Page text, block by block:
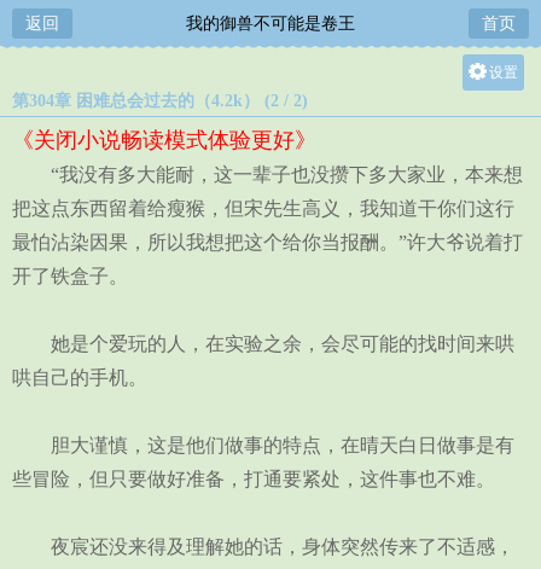
返回 我的御兽不可能是卷王 首页
设置
中
小
第304章 困难总会过去的（4.2k） (2 / 2)
《关闭小说畅读模式体验更好》
“我没有多大能耐，这一辈子也没攒下多大家业，本来想
把这点东西留着给瘦猴，但宋先生高义，我知道干你们这行
最怕沾染因果，所以我想把这个给你当报酬。”许大爷说着打
开了铁盒子。
她是个爱玩的人，在实验之余，会尽可能的找时间来哄
哄自己的手机。
胆大谨慎，这是他们做事的特点，在晴天白日做事是有
些冒险，但只要做好准备，打通要紧处，这件事也不难。
夜宸还没来得及理解她的话，身体突然传来了不适感，